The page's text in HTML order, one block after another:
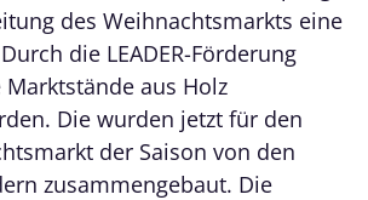
des Weihnachtsmarkts eine
die LEADER-Förderung
aus Holz
Die wurden jetzt für den
der Saison von den
zusammengebaut. Die